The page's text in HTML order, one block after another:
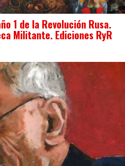
1 de la Revolución Rusa.
Militante. Ediciones RyR